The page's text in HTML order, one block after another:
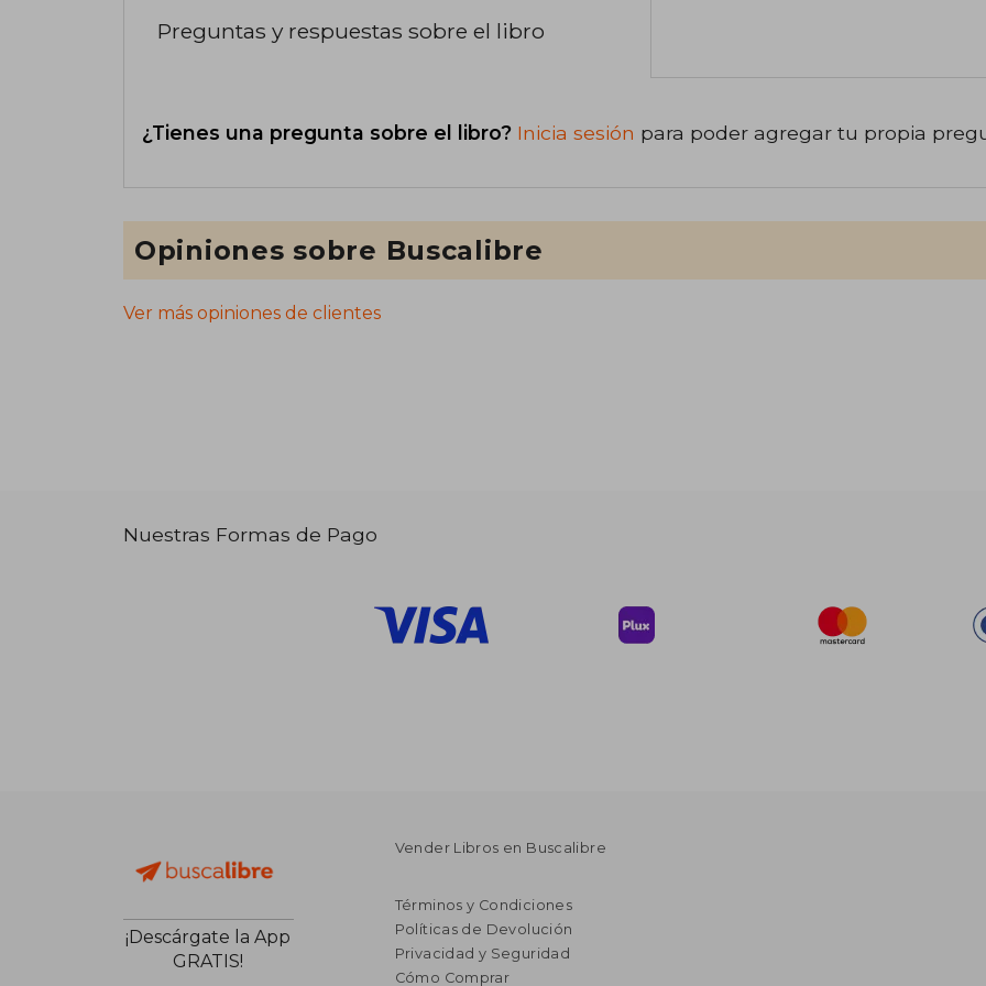
Preguntas y respuestas sobre el libro
¿Tienes una pregunta sobre el libro? Inicia sesión para poder agregar tu propia
Opiniones sobre Buscalibre
Ver más opiniones de clientes
Nuestras Formas de Pago
¡Descárgate la App
GRATIS!
Vender Libros en Buscalibre
Términos y Condiciones
Políticas de Devolución
Privacidad y Seguridad
Cómo Comprar